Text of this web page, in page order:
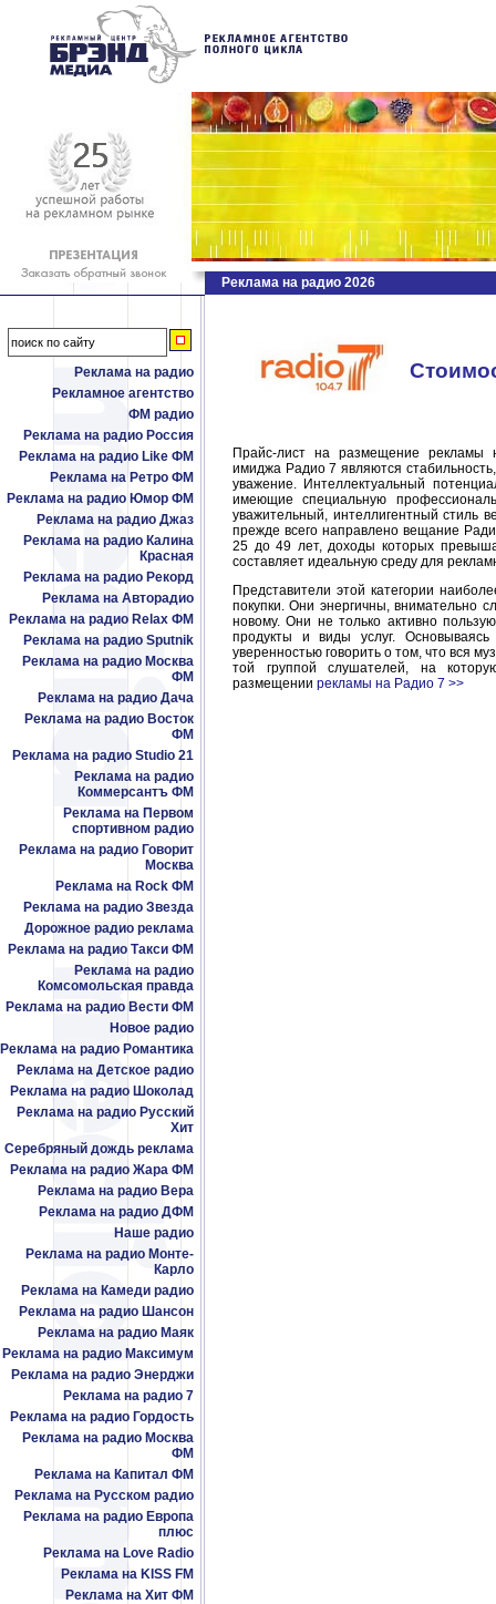
Реклама на радио
Рекламное агентство
ФМ радио
Реклама на радио Россия
Реклама на радио Like ФМ
Реклама на Ретро ФМ
Реклама на радио Юмор ФМ
Реклама на радио Джаз
Реклама на радио Калина
Красная
Реклама на радио Рекорд
Реклама на Авторадио
Реклама на радио Relax ФМ
Реклама на радио Sputnik
Реклама на радио Москва
ФМ
Реклама на радио Дача
Реклама на радио Восток
ФМ
Реклама на радио Studio 21
Реклама на радио
Коммерсантъ ФМ
Реклама на Первом
спортивном радио
Реклама на радио Говорит
Москва
Реклама на Rock ФМ
Реклама на радио Звезда
Дорожное радио реклама
Реклама на радио Такси ФМ
Реклама на радио
Комсомольская правда
Реклама на радио Вести ФМ
Новое радио
Реклама на радио Романтика
Реклама на Детское радио
Реклама на радио Шоколад
Реклама на радио Русский
Хит
Серебряный дождь реклама
Реклама на радио Жара ФМ
Реклама на радио Вера
Реклама на радио ДФМ
Наше радио
Реклама на радио Монте-
Карло
Реклама на Камеди радио
Реклама на радио Шансон
Реклама на радио Маяк
Реклама на радио Максимум
Реклама на радио Энерджи
Реклама на радио 7
Реклама на радио Гордость
Реклама на радио Москва
ФМ
Реклама на Капитал ФМ
Реклама на Русском радио
Реклама на радио Европа
плюс
Реклама на Love Radio
Реклама на KISS FM
Реклама на Хит ФМ
Реклама на радио 2026
Прайс-лист на размещение
имиджа Радио 7 являются
уважение. Интеллектуальный
имеющие специальную
уважительный, интеллигентный стиль
прежде всего направлено вещание
25 до 49 лет, доходы которых
составляет идеальную среду для
Представители этой категории
покупки. Они энергичны, внимательно
новому. Они не только активно
продукты и виды услуг.
уверенностью говорить о том, что вся
той группой слушателей, на
размещении рекламы на Радио 7 >>